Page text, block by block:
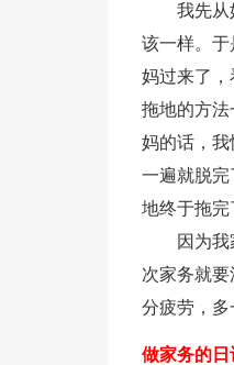
我先从
该一样。
妈过来了
拖地的方
妈的话，
一遍就脱
地终于拖完
因为
次家务就
分疲劳，多
做家务的日